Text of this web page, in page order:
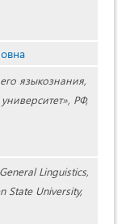
языкознания,
РФ,
Linguistics,
State University,